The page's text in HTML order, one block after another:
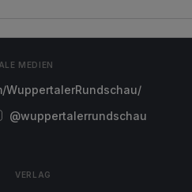
MEDIEN
WuppertalerRundschau/
@wuppertalerrundschau
VERLAG